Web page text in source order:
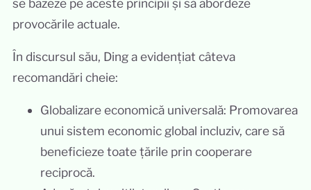
se bazeze pe aceste principii și să abordeze
provocările actuale.
În discursul său, Ding a evidențiat câteva
recomandări cheie:
Globalizare economică universală: Promovarea
unui sistem economic global incluziv, care să
beneficieze toate țările prin cooperare
reciprocă.